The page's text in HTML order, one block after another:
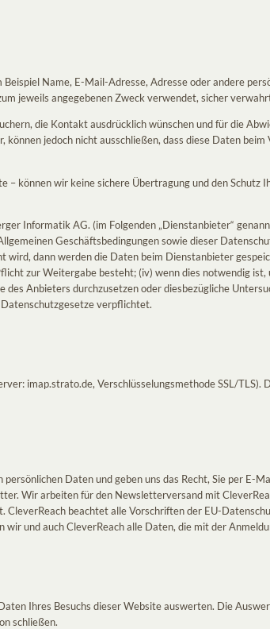
Name, E-Mail-Adresse, Adresse oder andere
jeweils angegebenen Zweck verwendet, sicher
die Kontakt ausdrücklich wünschen und für die
jedoch nicht ausschließen, dass diese Daten
können wir keine sichere Übertragung und den Schutz
Informatik AG. (im Folgenden „Dienstanbieter“
Geschäftsbedingungen sowie dieser
dann werden die Daten beim Dienstanbieter
zur Weitergabe besteht; (iv) wenn dies notwendig
Anbieters durchzusetzen oder diesbezügliche
verpflichtet.
imap.strato.de, Verschlüsselungsmethode SSL/
Daten und geben uns das Recht, Sie per E-
Wir arbeiten für den Newsletterversand mit
beachtet alle Vorschriften der EU-
und auch CleverReach alle Daten, die mit der
Ihres Besuchs dieser Website auswerten. Die
schließen.